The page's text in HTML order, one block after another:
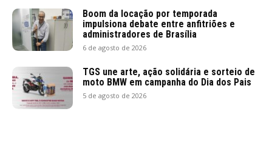
Boom da locação por temporada
impulsiona debate entre anfitriões e
administradores de Brasília
6 de agosto de 2026
TGS une arte, ação solidária e sorteio de
moto BMW em campanha do Dia dos Pais
5 de agosto de 2026